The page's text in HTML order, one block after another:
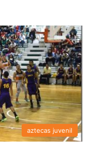
aztecas juvenil